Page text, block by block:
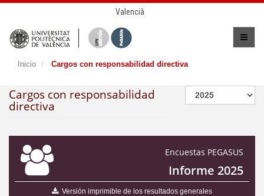
Valencià
Inicio Cargos con responsabilidad directiva
Cargos con responsabilidad
directiva
Encuestas PEGASUS
Informe 2025
Versión imprimible de los resultados generales